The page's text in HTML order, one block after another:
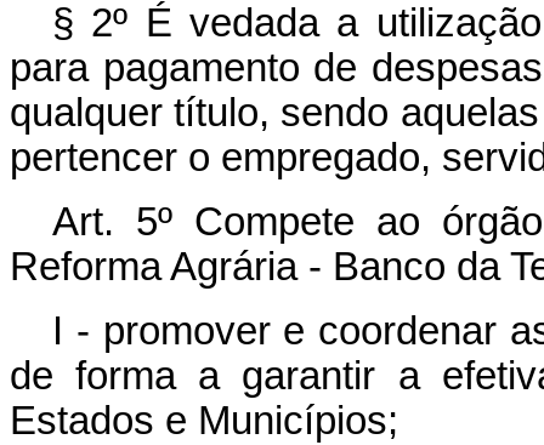
§ 2º É vedada a
para pagamento de
qualquer título, sendo
pertencer o empregado,
Art. 5º Compete ao
Reforma Agrária - Banco da
I - promover e coordenar
de forma a garantir a
Estados e Municípios;